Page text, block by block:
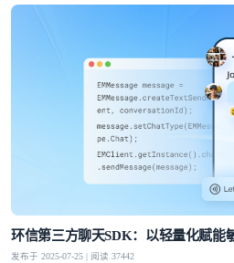
环信第三方聊天SDK：以轻量化赋能
发布于 2025-07-25 | 阅读 37442